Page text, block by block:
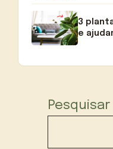
3
e
Pesquisar